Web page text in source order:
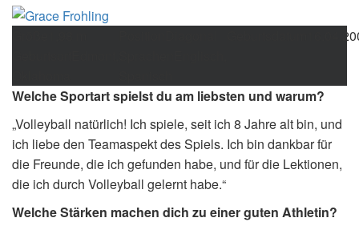
Welche Sportart spielst du am liebsten und warum?
„Volleyball natürlich! Ich spiele, seit ich 8 Jahre alt bin, und
ich liebe den Teamaspekt des Spiels. Ich bin dankbar für
die Freunde, die ich gefunden habe, und für die Lektionen,
die ich durch Volleyball gelernt habe.“
Welche Stärken machen dich zu einer guten Athletin?